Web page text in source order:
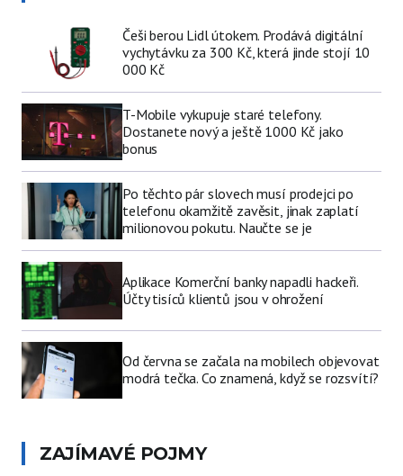
Češi berou Lidl útokem. Prodává digitální
vychytávku za 300 Kč, která jinde stojí 10
000 Kč
T-Mobile vykupuje staré telefony.
Dostanete nový a ještě 1000 Kč jako
bonus
Po těchto pár slovech musí prodejci po
telefonu okamžitě zavěsit, jinak zaplatí
milionovou pokutu. Naučte se je
Aplikace Komerční banky napadli hackeři.
Účty tisíců klientů jsou v ohrožení
Od června se začala na mobilech objevovat
modrá tečka. Co znamená, když se rozsvítí?
ZAJÍMAVÉ POJMY